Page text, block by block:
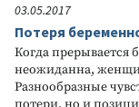
03.05.2017
Потеря
Когда прерывается
неожиданна,
Разнообразные